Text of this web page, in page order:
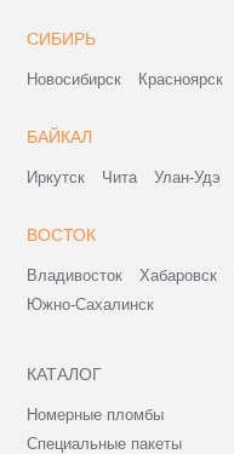
СИБИРЬ
Новосибирск Красноярск
БАЙКАЛ
Иркутск Чита Улан-Удэ
ВОСТОК
Владивосток Хабаровск
Южно-Сахалинск
КАТАЛОГ
Номерные пломбы
Специальные пакеты